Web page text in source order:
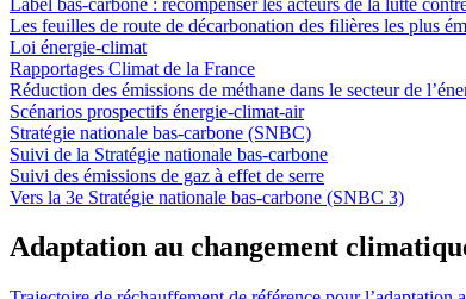
Les feuilles de route de décarbonation des filières les plus
Loi énergie-climat
Rapportages Climat de la France
Réduction des émissions de méthane dans le secteur de
Scénarios prospectifs énergie-climat-air
Stratégie nationale bas-carbone (SNBC)
Suivi de la Stratégie nationale bas-carbone
Suivi des émissions de gaz à effet de serre
Vers la 3e Stratégie nationale bas-carbone (SNBC 3)
Adaptation au changement